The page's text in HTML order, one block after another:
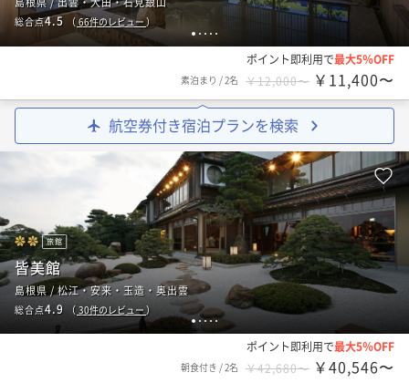
1 2 3 4 5
総合点4.5 （ 66件のレビュー）
ポイント即利用で最大5％OFF
素泊まり /2名 ￥12,000〜 ￥11,400〜
航空券付き宿泊プランを検索
1 2345
旅館
皆美館
島根県 / 松江・安来・玉造・奥出雲
総合点4.9 （ 30件のレビュー）
ポイント即利用で最大5％OFF
朝食付き /2名 ￥42,680〜 ￥40,546〜